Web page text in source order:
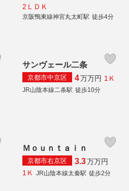
2ＬＤＫ
京阪鴨東線神宮丸太町駅 徒歩4分
サンヴェール二条
京都市中京区 4万万円 1Ｋ
JR山陰本線二条駅 徒歩10分
Ｍｏｕｎｔａｉｎ
京都市右京区 3.3万万円
1Ｋ JR山陰本線太秦駅 徒歩2分